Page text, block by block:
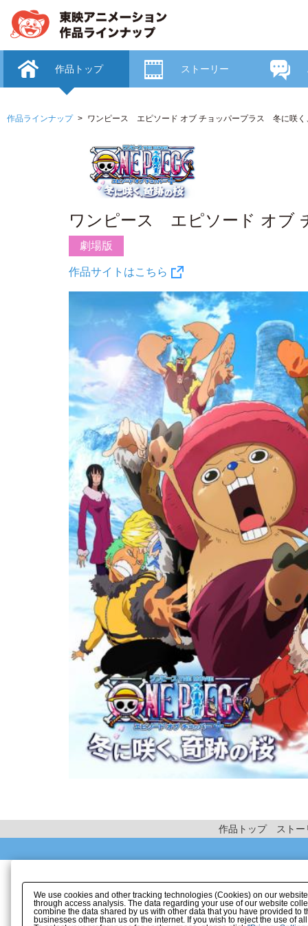
作品ラインナップ ワンピース エピソード オブ チョッパープラス 冬に咲く
ワンピース エピソード オブ
劇場版
作品サイトはこちら
作品トップ ストーリー
作品トップ ストー
We use cookies and other tracking technologies (Cookies) on our
through access analysis. The data regarding your use of our website
combine the data shared by us with other data that you have provided
businesses other than us on the internet. If you wish to reject the use of